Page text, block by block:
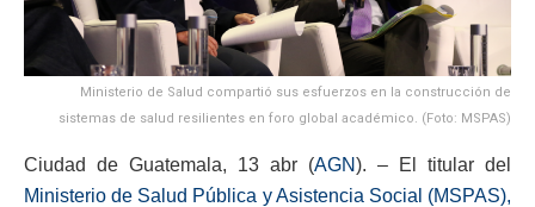
Ministerio de Salud compartió sus esfuerzos en la construcción de
sistemas de salud resilientes en foro global académico. (Foto: MSPAS)
Ciudad de Guatemala, 13 abr (AGN). – El titular del
Ministerio de Salud Pública y Asistencia Social (MSPAS),